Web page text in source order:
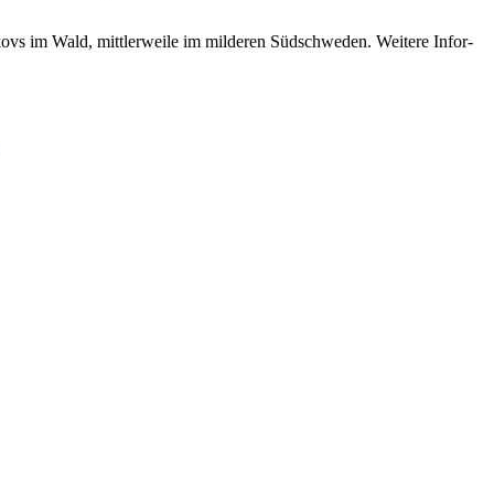
im Wald, mitt­ler­wei­le im mil­de­ren Süd­schwe­den. Wei­te­re In­for­